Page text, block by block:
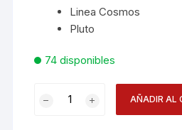
era:
$33,556.
Linea Cosmos
Pluto
74 disponibles
AÑADIR AL